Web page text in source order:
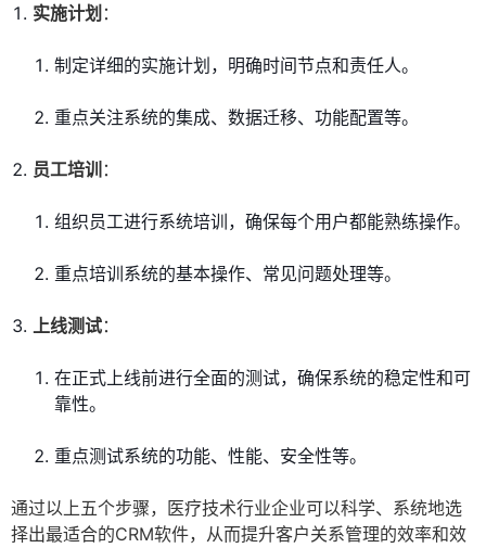
实施计划 ：
制定详细的实施计划，明确时间节点和责任人。
重点关注系统的集成、数据迁移、功能配置等。
员工培训 ：
组织员工进行系统培训，确保每个用户都能熟练操作。
重点培训系统的基本操作、常见问题处理等。
上线测试：
在正式上线前进行全面的测试，确保系统的稳定性和可
靠性。
重点测试系统的功能、性能、安全性等。
通过以上五个步骤，医疗技术行业企业可以科学、系统地选
择出最适合的CRM软件，从而提升客户关系管理的效率和效